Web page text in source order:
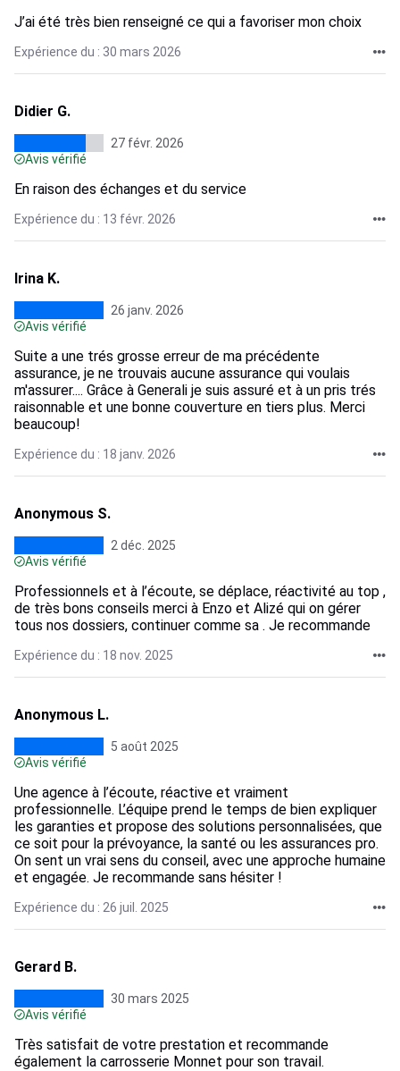
J’ai été très bien renseigné ce qui a favoriser mon choix
Expérience du : 30 mars 2026
Didier G.
27 févr. 2026
Avis vérifié
En raison des échanges et du service
Expérience du : 13 févr. 2026
Irina K.
26 janv. 2026
Avis vérifié
Suite a une trés grosse erreur de ma précédente
assurance, je ne trouvais aucune assurance qui voulais
m'assurer.... Grâce à Generali je suis assuré et à un pris trés
raisonnable et une bonne couverture en tiers plus. Merci
beaucoup!
Expérience du : 18 janv. 2026
Anonymous S.
2 déc. 2025
Avis vérifié
Professionnels et à l’écoute, se déplace, réactivité au top ,
de très bons conseils merci à Enzo et Alizé qui on gérer
tous nos dossiers, continuer comme sa . Je recommande
Expérience du : 18 nov. 2025
Anonymous L.
5 août 2025
Avis vérifié
Une agence à l’écoute, réactive et vraiment
professionnelle. L’équipe prend le temps de bien expliquer
les garanties et propose des solutions personnalisées, que
ce soit pour la prévoyance, la santé ou les assurances pro.
On sent un vrai sens du conseil, avec une approche humaine
et engagée. Je recommande sans hésiter !
Expérience du : 26 juil. 2025
Gerard B.
30 mars 2025
Avis vérifié
Très satisfait de votre prestation et recommande
également la carrosserie Monnet pour son travail.